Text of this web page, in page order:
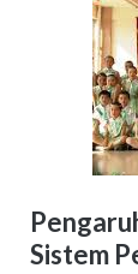
Sistem